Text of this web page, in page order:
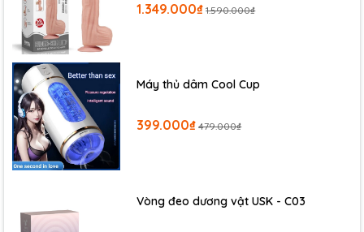
1.349.000₫ 1.590.000₫
Máy thủ dâm Cool Cup
399.000₫ 479.000₫
Vòng đeo dương vật USK - C03